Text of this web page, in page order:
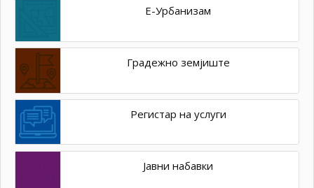
Е-Урбанизам
Градежно земјиште
Регистар на услуги
Јавни набавки